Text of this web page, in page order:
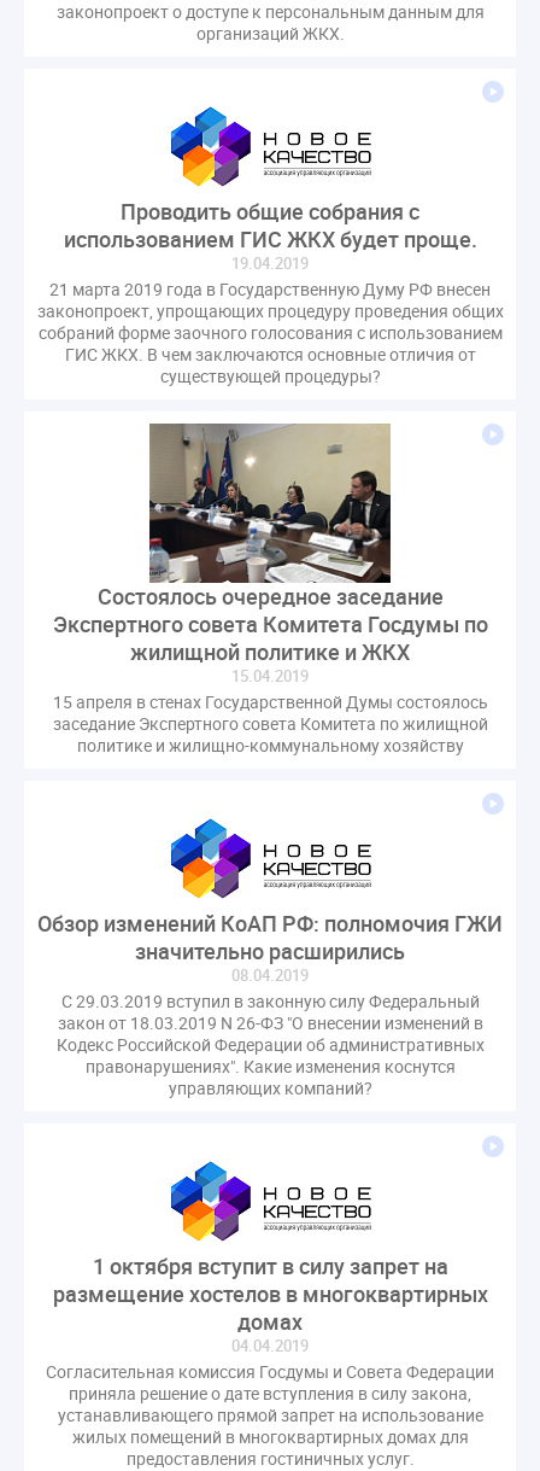
законопроект о доступе к персональным данным для
организаций ЖКХ.
Проводить общие собрания с
использованием ГИС ЖКХ будет проще.
19.04.2019
21 марта 2019 года в Государственную Думу РФ внесен
законопроект, упрощающих процедуру проведения общих
собраний форме заочного голосования с использованием
ГИС ЖКХ. В чем заключаются основные отличия от
существующей процедуры?
Состоялось очередное заседание
Экспертного совета Комитета Госдумы по
жилищной политике и ЖКХ
15.04.2019
15 апреля в стенах Государственной Думы состоялось
заседание Экспертного совета Комитета по жилищной
политике и жилищно-коммунальному хозяйству
Обзор изменений КоАП РФ: полномочия ГЖИ
значительно расширились
08.04.2019
С 29.03.2019 вступил в законную силу Федеральный
закон от 18.03.2019 N 26-ФЗ "О внесении изменений в
Кодекс Российской Федерации об административных
правонарушениях". Какие изменения коснутся
управляющих компаний?
1 октября вступит в силу запрет на
размещение хостелов в многоквартирных
домах
04.04.2019
Согласительная комиссия Госдумы и Совета Федерации
приняла решение о дате вступления в силу закона,
устанавливающего прямой запрет на использование
жилых помещений в многоквартирных домах для
предоставления гостиничных услуг.